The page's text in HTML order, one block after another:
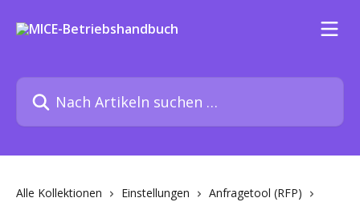
Nach Artikeln suchen …
Alle Kollektionen Einstellungen
Anfragetool (RFP)